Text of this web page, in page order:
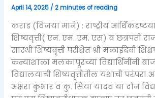
April 14, 2025 /2 minutes of reading
कराड (विजया माने) : राष्ट्रीय
शिष्यवृत्ती( एन. एम. एम. एस) व छत्रपती
सारथी शिष्यवृत्ती परीक्षेत श्री मळाईदेवी
कन्याशाळा मलकापूरच्या विद्यार्थिनींनी
विद्यालयाची शिष्यवृत्तीतील यशाची
अक्षरा कुंभार व कु. सिया यादव या दोन